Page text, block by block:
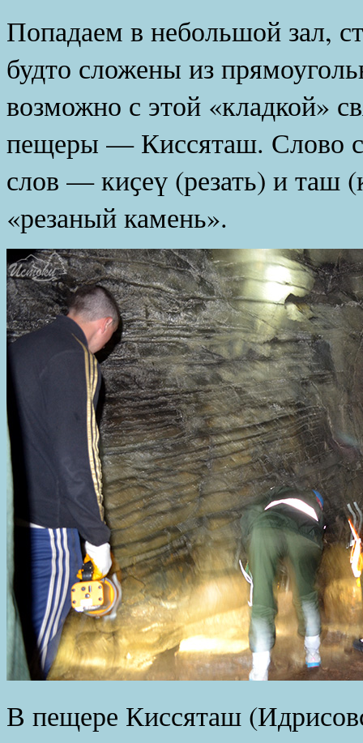
Попадаем в небольшой зал,
будто сложены из
возможно с этой «кладкой»
пещеры — Киссяташ. Слово
слов — киҫеү (резать) и таш
«резаный камень».
В пещере Киссяташ